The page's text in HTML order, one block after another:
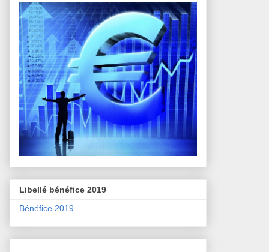
Libellé bénéfice 2019
Bénéfice 2019